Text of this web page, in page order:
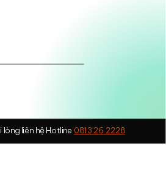
lòng liên hệ Hotline 0813 26 2228